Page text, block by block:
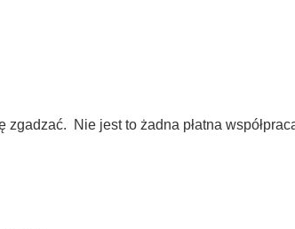
Nie jest to żadna płatna